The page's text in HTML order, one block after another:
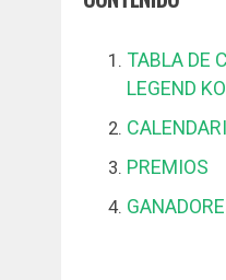
TABLA DE
LEGEND KO
PREMIOS